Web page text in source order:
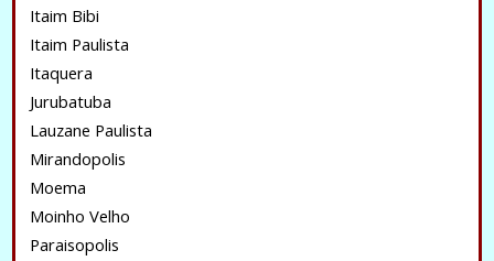
Itaim Bibi
Itaim Paulista
Itaquera
Jurubatuba
Lauzane Paulista
Mirandopolis
Moema
Moinho Velho
Paraisopolis